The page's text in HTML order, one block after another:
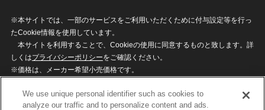
※本サイトでは、一部のサービスをご利用いただくために付与設定等を行っ
たCookie情報を使用しています。
本サイトを利用することで、Cookieの使用に同意するものと致します。詳
しくはプライバシーポリシーをご確認ください。
※価格は、メーカー希望小売価格です。
ざいますのでご了承ください。
We use unique personal identifier such as cookies to
analyze our traffic and to personalize content and ads.